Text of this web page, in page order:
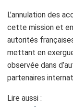
L’annulation des
cette mission et
autorités
mettant en
observée dans
partenaires
Lire aussi :